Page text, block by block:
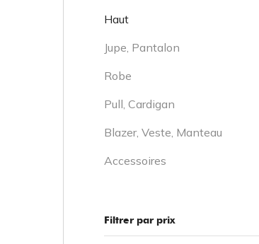
Haut
Jupe, Pantalon
Robe
Pull, Cardigan
Blazer, Veste, Manteau
Accessoires
Filtrer par prix